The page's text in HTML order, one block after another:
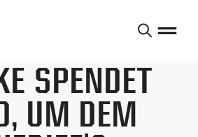
SPENDET
UM DEM